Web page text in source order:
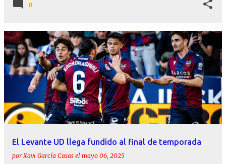
0
El Levante UD llega fundido al final de temporada
porXavi García Casas el mayo 06, 2025